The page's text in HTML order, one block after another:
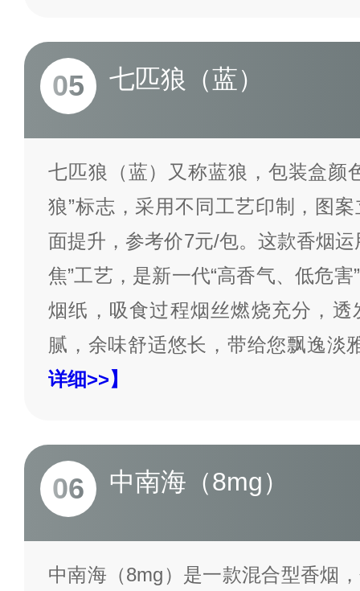
05 七匹狼（蓝）
七匹狼（蓝）又称蓝狼，包装盒颜
狼”标志，采用不同工艺印制，图
面提升，参考价7元/包。这款香烟
焦”工艺，是新一代“高香气、低危
烟纸，吸食过程烟丝燃烧充分，
腻，余味舒适悠长，带给您飘逸淡
详细>>】
06 中南海（8mg）
中南海（8mg）是一款混合型香烟